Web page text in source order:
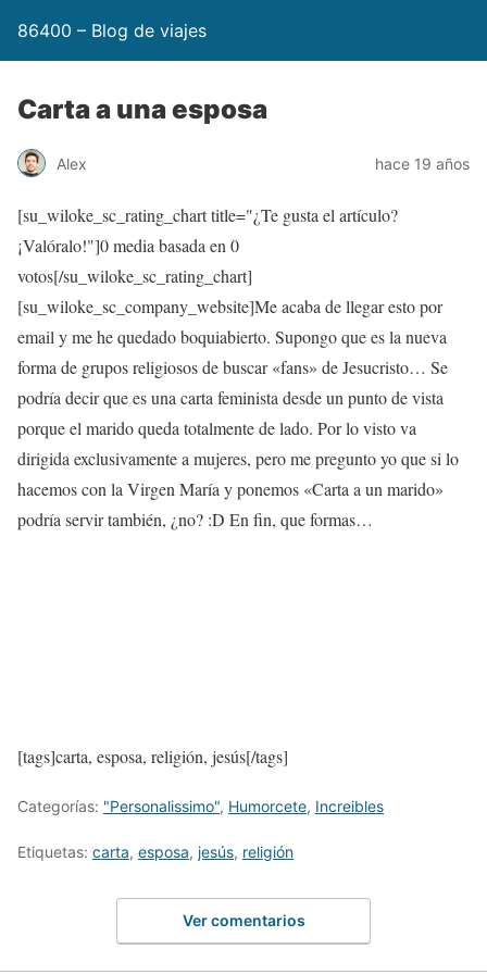
86400 – Blog de viajes
Carta a una esposa
Alex hace 19 años
[su_wiloke_sc_rating_chart title="¿Te gusta el artículo?
¡Valóralo!"]0media basada en 0
votos[/su_wiloke_sc_rating_chart]
[su_wiloke_sc_company_website]Me acaba de llegar esto por
email y me he quedado boquiabierto. Supongo que es la nueva
forma de grupos religiosos de buscar «fans» de Jesucristo… Se
podría decir que es una carta feminista desde un punto de vista
porque el marido queda totalmente de lado. Por lo visto va
dirigida exclusivamente a mujeres, pero me pregunto yo que si lo
hacemos con la Virgen María y ponemos «Carta a un marido»
podría servir también, ¿no? :D En fin, que formas…
[tags]carta, esposa, religión, jesús[/tags]
Categorías: "Personalissimo", Humorcete, Increibles
Etiquetas: carta, esposa, jesús, religión
Ver comentarios